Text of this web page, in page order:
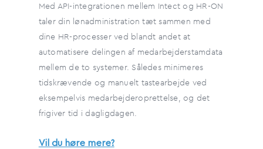
Med API-integrationen mellem Intect og HR-ON
taler din lønadministration tæt sammen med
dine HR-processer ved blandt andet at
automatisere delingen af medarbejderstamdata
mellem de to systemer. Således minimeres
tidskrævende og manuelt tastearbejde ved
eksempelvis medarbejderoprettelse, og det
frigiver tid i dagligdagen.
Vil du høre mere?